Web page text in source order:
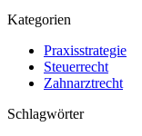
Kategorien
Praxisstrategie
Steuerrecht
Zahnarztrecht
Schlagwörter